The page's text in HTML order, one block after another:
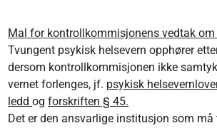
Mal for kontrollkommisjonens vedtak
Tvungent psykisk helsevern opphører
dersom kontrollkommisjonen ikke
vernet forlenges, jf. psykisk
ledd ogforskriften § 45.
Det er den ansvarlige institusjon som